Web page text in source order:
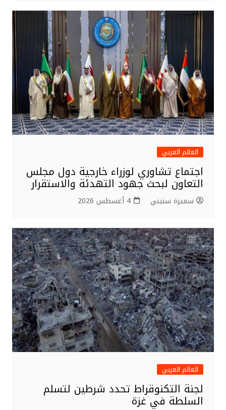
العالم العربي
اجتماع تشاوري لوزراء خارجية دول مجلس
التعاون لبحث جهود التهدئة والاستقرار
سميرة سنيني 4 أغسطس 2026
العالم العربي
لجنة التكنوقراط تحدد شرطين لتسلم
السلطة في غزة